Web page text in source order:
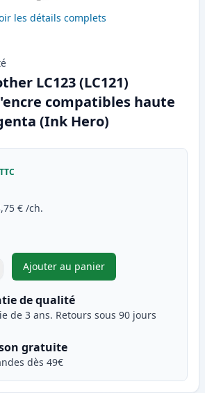
les détails complets
LC123 (LC121)
compatibles haute
(Ink Hero)
TTC
€ /ch.
pour ajuster
Ajouter au panier
,Pack de 2 Brother LC123
de qualité
de 3 ans. Retours sous 90 jours
gratuite
dès 49€